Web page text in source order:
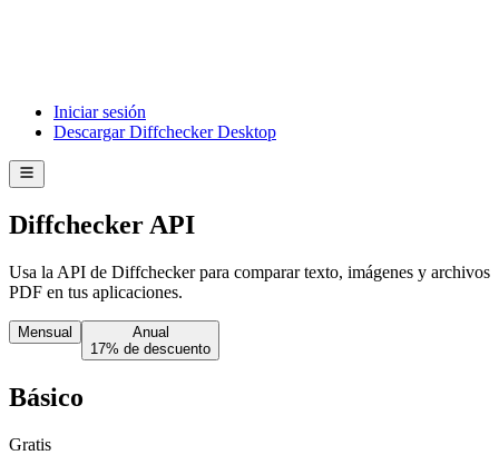
Iniciar sesión
Descargar Diffchecker Desktop
Diffchecker API
Usa la API de Diffchecker para comparar texto, imágenes y archivos
PDF en tus aplicaciones.
Mensual
Anual
17% de descuento
Básico
Gratis